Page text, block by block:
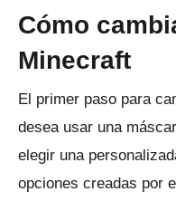
Cómo
Minecraft
El primer paso para
desea usar una
elegir una
opciones creadas por